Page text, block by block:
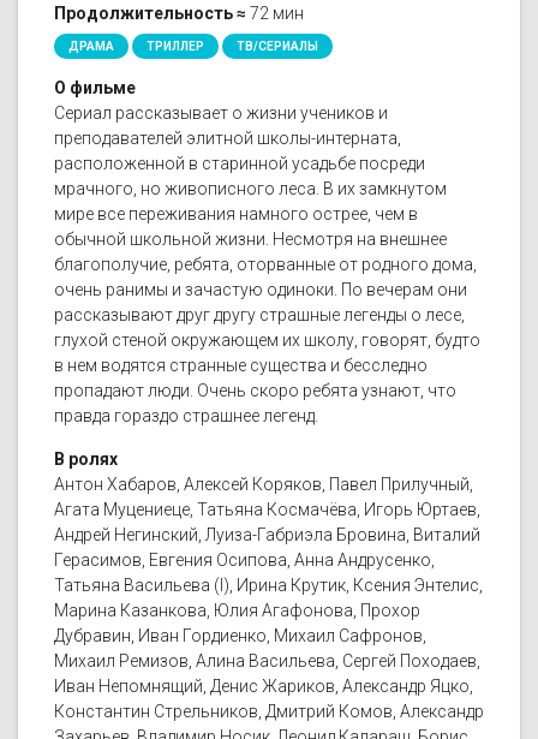
Продолжительность ≈ 72 мин
ДРАМА ТРИЛЛЕР ТВ/СЕРИАЛЫ
О фильме
Сериал рассказывает о жизни учеников и
преподавателей элитной школы-интерната,
расположенной в старинной усадьбе посреди
мрачного, но живописного леса. В их замкнутом
мире все переживания намного острее, чем в
обычной школьной жизни. Несмотря на внешнее
благополучие, ребята, оторванные от родного дома,
очень ранимы и зачастую одиноки. По вечерам они
рассказывают друг другу страшные легенды о лесе,
глухой стеной окружающем их школу, говорят, будто
в нем водятся странные существа и бесследно
пропадают люди. Очень скоро ребята узнают, что
правда гораздо страшнее легенд.
В ролях
Антон Хабаров, Алексей Коряков, Павел Прилучный,
Агата Муцениеце, Татьяна Космачёва, Игорь Юртаев,
Андрей Негинский, Луиза-Габриэла Бровина, Виталий
Герасимов, Евгения Осипова, Анна Андрусенко,
Татьяна Васильева (I), Ирина Крутик, Ксения Энтелис,
Марина Казанкова, Юлия Агафонова, Прохор
Дубравин, Иван Гордиенко, Михаил Сафронов,
Михаил Ремизов, Алина Васильева, Сергей Походаев,
Иван Непомнящий, Денис Жариков, Александр Яцко,
Константин Стрельников, Дмитрий Комов, Александр